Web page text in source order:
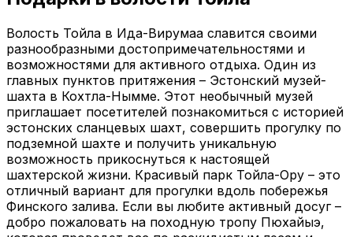
Волость Тойла в Ида-Вирумаа славится своими
разнообразными достопримечательностями и
возможностями для активного отдыха. Один из
главных пунктов притяжения – Эстонский музей-
шахта в Кохтла-Нымме. Этот необычный музей
приглашает посетителей познакомиться с историей
эстонских сланцевых шахт, совершить прогулку по
подземной шахте и получить уникальную
возможность прикоснуться к настоящей
шахтерской жизни. Красивый парк Тойла-Ору – это
отличный вариант для прогулки вдоль побережья
Финского залива. Если вы любите активный досуг –
добро пожаловать на походную тропу Пюхайыэ,